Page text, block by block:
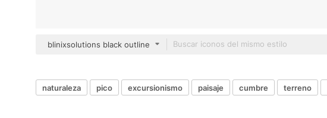
blinixsolutions black outline
naturaleza pico excursionismo paisaje cumbre terreno